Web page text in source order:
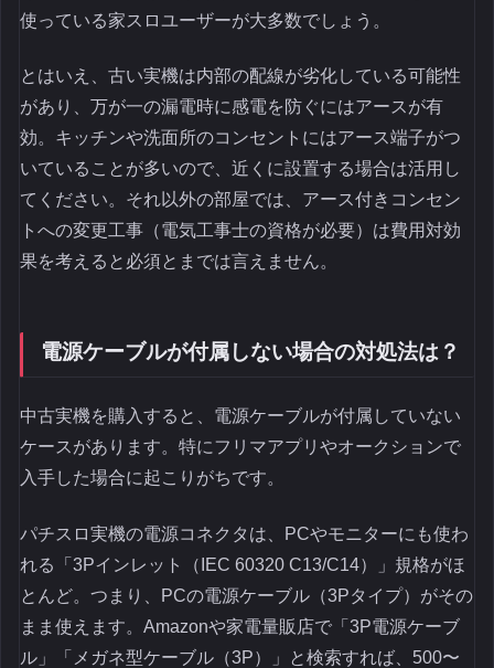
使っている家スロユーザーが大多数でしょう。
とはいえ、古い実機は内部の配線が劣化している可能性
があり、万が一の漏電時に感電を防ぐにはアースが有
効。キッチンや洗面所のコンセントにはアース端子がつ
いていることが多いので、近くに設置する場合は活用し
てください。それ以外の部屋では、アース付きコンセン
トへの変更工事（電気工事士の資格が必要）は費用対効
果を考えると必須とまでは言えません。
電源ケーブルが付属しない場合の対処法は？
中古実機を購入すると、電源ケーブルが付属していない
ケースがあります。特にフリマアプリやオークションで
入手した場合に起こりがちです。
パチスロ実機の電源コネクタは、PCやモニターにも使わ
れる「3Pインレット（IEC 60320 C13/C14）」規格がほ
とんど。つまり、PCの電源ケーブル（3Pタイプ）がその
まま使えます。Amazonや家電量販店で「3P電源ケーブ
ル」「メガネ型ケーブル（3P）」と検索すれば、500〜